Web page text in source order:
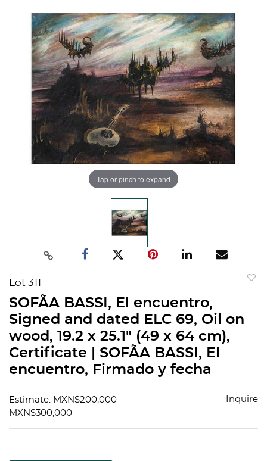
Tap or pinch to expand
Lot 311
SOFÃA BASSI, El encuentro,
Signed and dated ELC 69, Oil on
wood, 19.2 x 25.1" (49 x 64 cm),
Certificate | SOFÃA BASSI, El
encuentro, Firmado y fecha
Estimate: MXN$200,000 -
MXN$300,000
Inquire